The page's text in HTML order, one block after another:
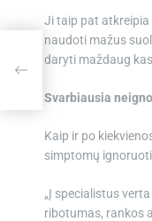
Ji taip pat atkreipia
naudoti mažus
daryti maždaug
Svarbiausia
Kaip ir po
simptomų
„Į specialistus
ribotumas, rankos